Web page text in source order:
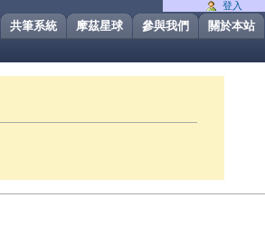
關於本站
參與我們
摩茲星球
共筆系統
登入